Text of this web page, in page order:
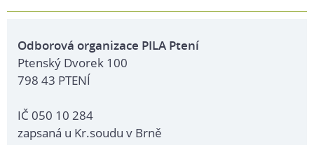
Odborová organizace PILA Ptení
Ptenský Dvorek 100
798 43 PTENÍ
IČ 050 10 284
zapsaná u Kr.soudu v Brně